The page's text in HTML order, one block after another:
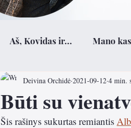
Aš, Kovidas ir... Mano
Kelionių įspūdžiai Prie
Būti su
Deivina Orchidė 2021-09-12 4 min.
Šis rašinys sukurtas remiantis